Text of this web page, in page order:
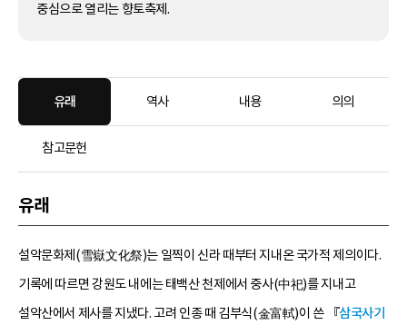
중심으로 열리는 향토축제.
유래 역사 내용 의의
참고문헌
유래
설악문화제(雪嶽文化祭)는 일찍이 신라 때부터 지내온 국가적 제의이다.
기록에 따르면 강원도 내에는 태백산 천제에서 중사(中祀)를 지내고
설악산에서 제사를 지냈다. 고려 인종 때 김부식(金富軾)이 쓴 『삼국사기